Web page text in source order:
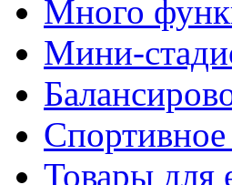
Много
Мини-
Товары для